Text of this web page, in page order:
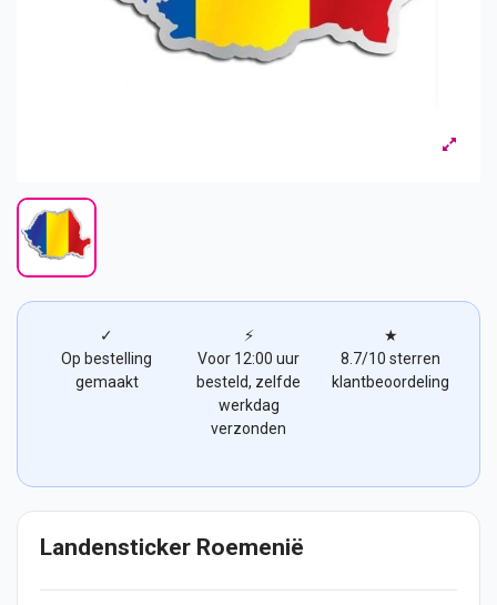
✓
Op bestelling
gemaakt
⚡
Voor 12:00 uur
besteld, zelfde
werkdag
verzonden
★
8.7/10 sterren
klantbeoordeling
Landensticker Roemenië